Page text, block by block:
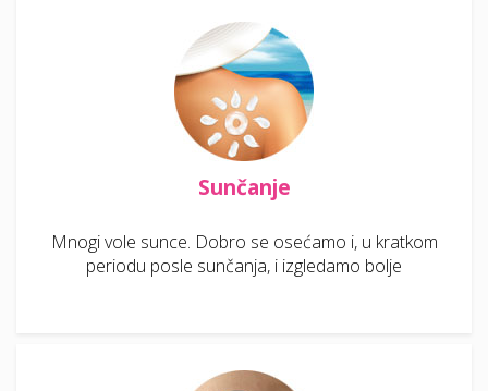
Sunčanje
Mnogi vole sunce. Dobro se osećamo i, u kratkom
periodu posle sunčanja, i izgledamo bolje